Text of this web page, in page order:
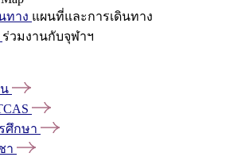
ทาง แผนที่และการเดินทาง
ร่วมงานกับจุฬาฯ
ศึกษา
า